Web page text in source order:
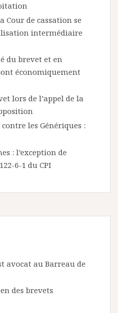
Cour de cassation se
intermédiaire
du brevet et en
économiquement
lors de l’appel de la
les Génériques :
: l’exception de
6-1 du CPI
avocat au Barreau de
des brevets